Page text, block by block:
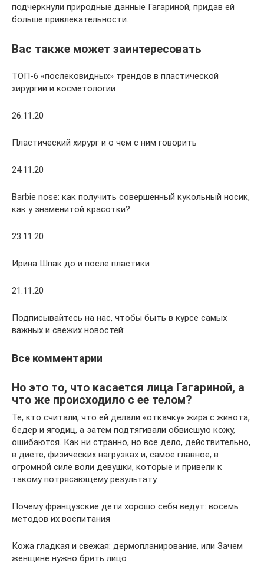
подчеркнули природные данные Гагариной, придав ей
больше привлекательности.
Вас также может заинтересовать
ТОП-6 «послековидных» трендов в пластической
хирургии и косметологии
26.11.20
Пластический хирург и о чем с ним говорить
24.11.20
Barbie nose: как получить совершенный кукольный носик,
как у знаменитой красотки?
23.11.20
Ирина Шпак до и после пластики
21.11.20
Подписывайтесь на нас, чтобы быть в курсе самых
важных и свежих новостей:
Все комментарии
Но это то, что касается лица Гагариной, а
что же происходило с ее телом?
Те, кто считали, что ей делали «откачку» жира с живота,
бедер и ягодиц, а затем подтягивали обвисшую кожу,
ошибаются. Как ни странно, но все дело, действительно,
в диете, физических нагрузках и, самое главное, в
огромной силе воли девушки, которые и привели к
такому потрясающему результату.
Почему французские дети хорошо себя ведут: восемь
методов их воспитания
Кожа гладкая и свежая: дермопланирование, или Зачем
женщине нужно брить лицо